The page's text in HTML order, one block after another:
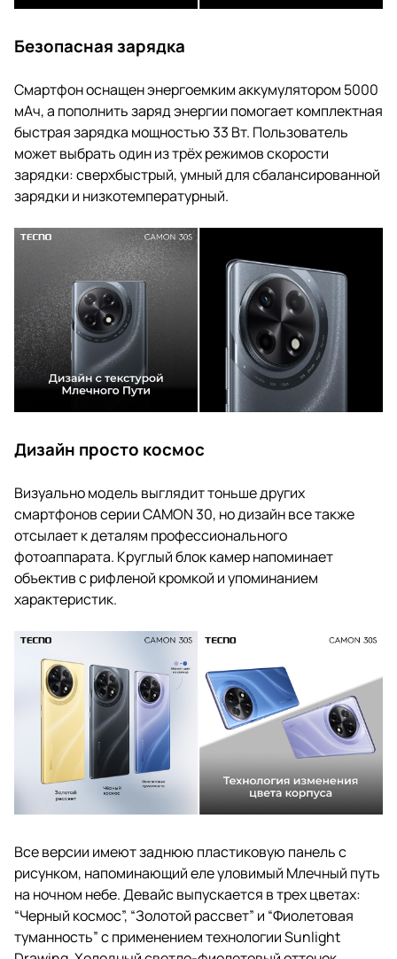
Безопасная зарядка
Смартфон оснащен энергоемким аккумулятором 5000
мАч, а пополнить заряд энергии помогает комплектная
быстрая зарядка мощностью 33 Вт. Пользователь
может выбрать один из трёх режимов скорости
зарядки: сверхбыстрый, умный для сбалансированной
зарядки и низкотемпературный.
Дизайн просто космос
Визуально модель выглядит тоньше других
смартфонов серии CAMON 30, но дизайн все также
отсылает к деталям профессионального
фотоаппарата. Круглый блок камер напоминает
объектив с рифленой кромкой и упоминанием
характеристик.
Все версии имеют заднюю пластиковую панель с
рисунком, напоминающий еле уловимый Млечный путь
на ночном небе. Девайс выпускается в трех цветах:
“Черный космос”, “Золотой рассвет” и “Фиолетовая
туманность” с применением технологии Sunlight